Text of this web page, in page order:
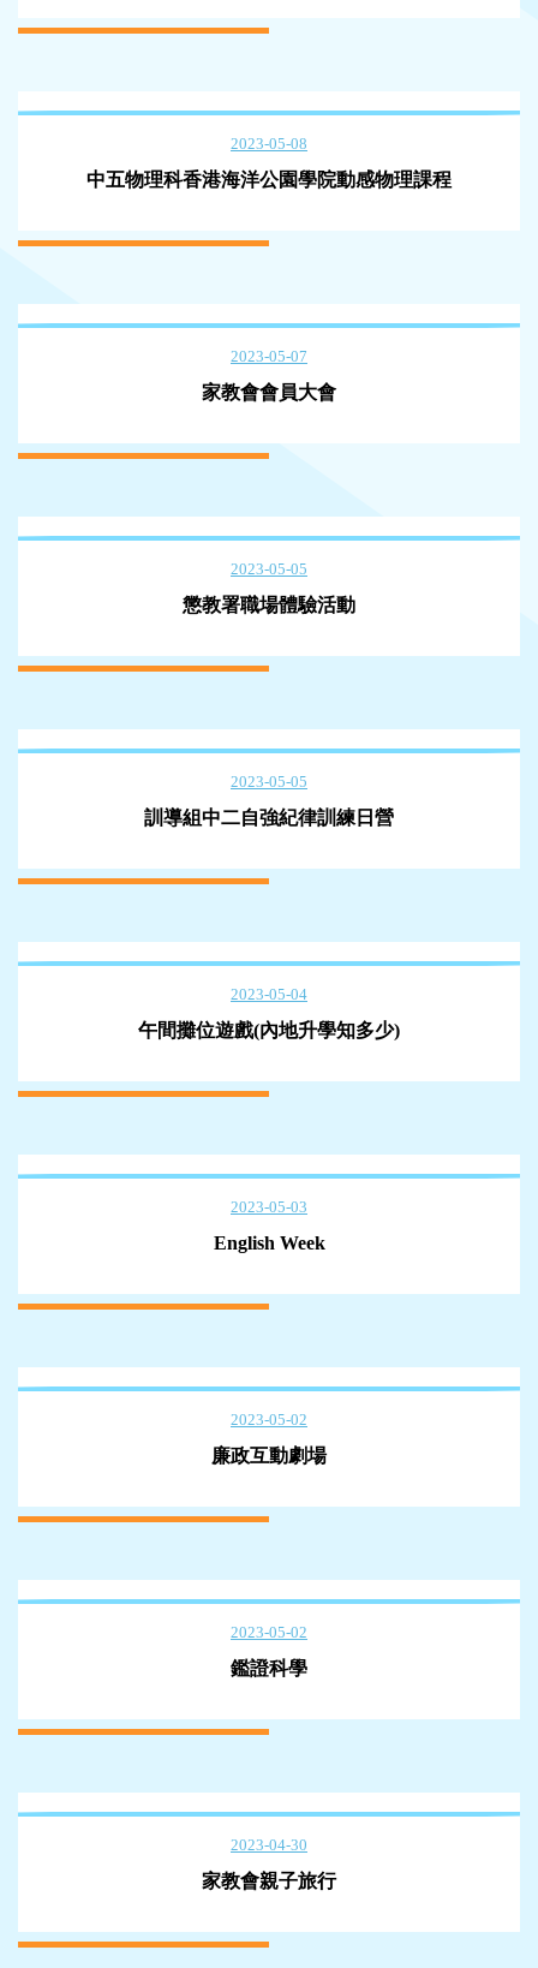
2023-05-08
中五物理科香港海洋公園學院動感物理課程
2023-05-07
家教會會員大會
2023-05-05
懲教署職場體驗活動
2023-05-05
訓導組中二自強紀律訓練日營
2023-05-04
午間攤位遊戲(內地升學知多少)
2023-05-03
English Week
2023-05-02
廉政互動劇場
2023-05-02
鑑證科學
2023-04-30
家教會親子旅行